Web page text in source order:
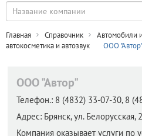
Главная Справочник Автомобили
автокосметика и автозвук
ООО "Автор"
ООО "Автор"
Телефон.: 8 (4832) 33-07-30, 8
Адрес: Брянск,ул. Белорусская,
Компания оказывает услуги по